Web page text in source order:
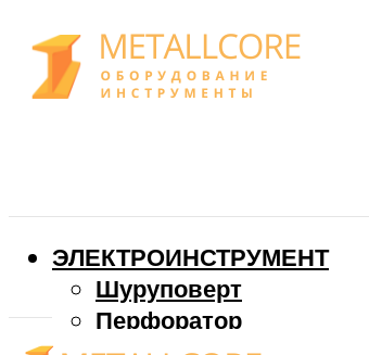
ЭЛЕКТРОИНСТРУМЕНТ
Шуруповерт
Перфоратор